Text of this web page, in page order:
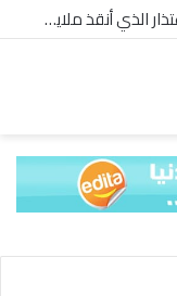
إذا أخطأنا سامحونا”.. القصة الكاملة للاعتذار الذي أنقذ ملايين “إعمار” في الساحل الشمالي